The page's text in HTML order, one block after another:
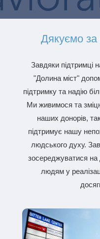
Дякуємо
Завдяки підтримці
"Долина міст"
підтримку та надію
Ми живимося та
наших донорів,
підтримує нашу
людського духу.
зосереджуватися на
людям у